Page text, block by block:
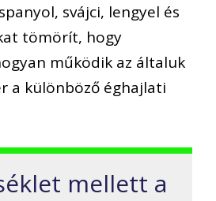
svájci, lengyel és
tömörít, hogy
működik az általuk
a különböző éghajlati
mellett a